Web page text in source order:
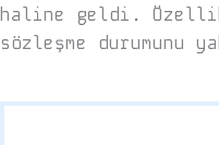
haline geldi.
sözleşme